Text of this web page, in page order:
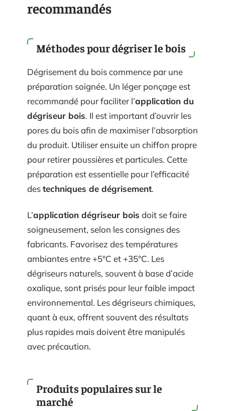
recommandés
Méthodes pour dégriser le bois
Dégrisement du bois commence par une
préparation soignée. Un léger ponçage est
recommandé pour faciliter l’application du
dégriseur bois. Il est important d’ouvrir les
pores du bois afin de maximiser l’absorption
du produit. Utiliser ensuite un chiffon propre
pour retirer poussières et particules. Cette
préparation est essentielle pour l’efficacité
destechniques de dégrisement.
L’application dégriseur bois doit se faire
soigneusement, selon les consignes des
fabricants. Favorisez des températures
ambiantes entre +5°C et +35°C. Les
dégriseurs naturels, souvent à base d’acide
oxalique, sont prisés pour leur faible impact
environnemental. Les dégriseurs chimiques,
quant à eux, offrent souvent des résultats
plus rapides mais doivent être manipulés
avec précaution.
Produits populaires sur le
marché